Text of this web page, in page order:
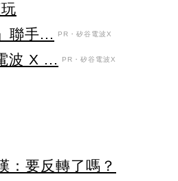
聯手...
PR・矽谷電波X
波 X ... PR・矽谷電波X
：要反轉了嗎？